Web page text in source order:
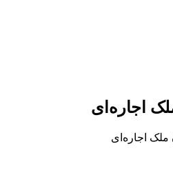
اجاره‌ای
اجاره‌ای